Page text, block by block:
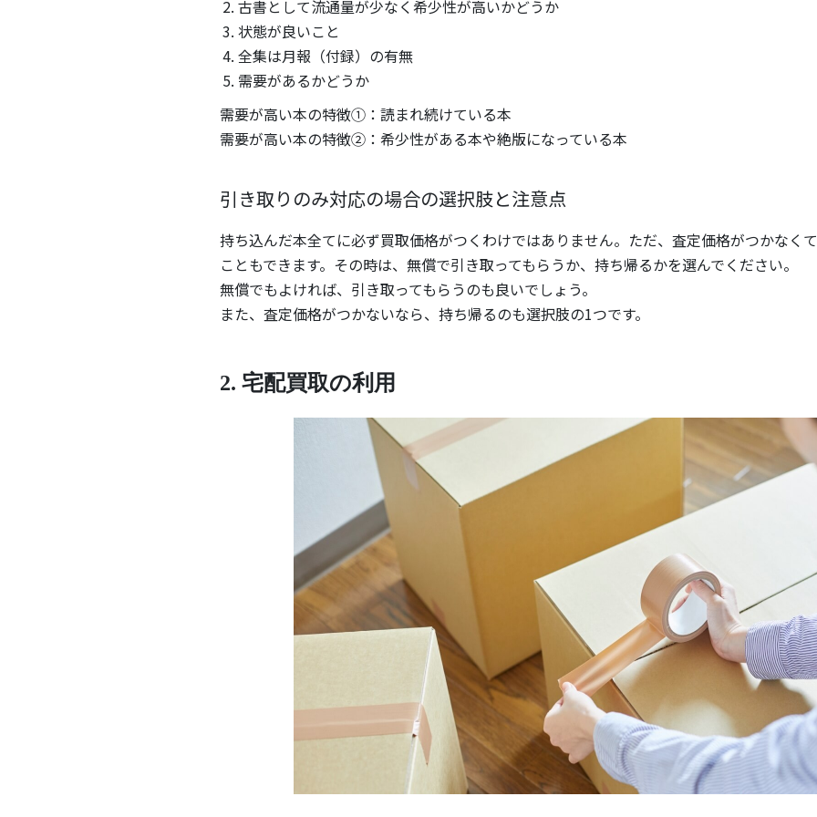
古書として流通量が少なく希少性が高いかどうか
状態が良いこと
全集は月報（付録）の有無
需要があるかどうか
需要が高い本の特徴①：読まれ続けている本
需要が高い本の特徴②：希少性がある本や絶版になっている本
引き取りのみ対応の場合の選択肢と注意点
持ち込んだ本全てに必ず買取価格がつくわけではありません。ただ、査定価格がつかなく
こともできます。その時は、無償で引き取ってもらうか、持ち帰るかを選んでください。
無償でもよければ、引き取ってもらうのも良いでしょう。
また、査定価格がつかないなら、持ち帰るのも選択肢の1つです。
2. 宅配買取の利用